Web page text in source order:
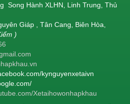
Song Hành XLHN, Linh Trung, Thủ
Giáp , Tân Cang, Biên Hòa,
)
kynguyenxetaivn
Xetaihowonhapkhau